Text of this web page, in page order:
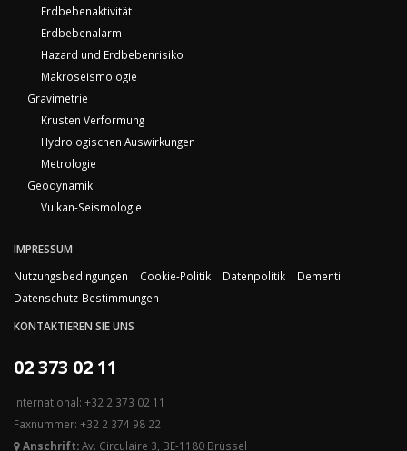
Erdbebenaktivität
Erdbebenalarm
Hazard und Erdbebenrisiko
Makroseismologie
Gravimetrie
Krusten Verformung
Hydrologischen Auswirkungen
Metrologie
Geodynamik
Vulkan-Seismologie
IMPRESSUM
Nutzungsbedingungen
Cookie-Politik Datenpolitik
Dementi
Datenschutz-Bestimmungen
KONTAKTIEREN SIE UNS
02 373 02 11
International: +32 2 373 02 11
Faxnummer: +32 2 374 98 22
Anschrift:Av. Circulaire 3, BE-1180 Brüssel